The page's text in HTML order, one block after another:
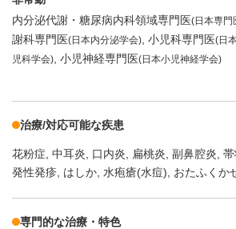
内分泌代謝・糖尿病内科領域専門医(日本専門
謝科専門医(日本内分泌学会) 小児科専門医(日
児科学会) 小児神経専門医(日本小児神経学会)
治療/対応可能な疾患
花粉症 中耳炎 口内炎 扁桃炎 副鼻腔炎
発性発疹 はしか 水疱瘡(水痘) おたふくか
専門的な治療・特色